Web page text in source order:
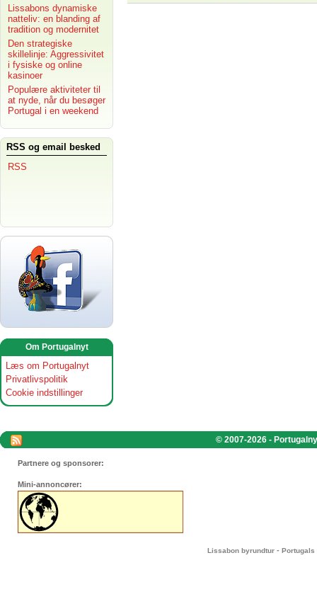
Lissabons dynamiske
natteliv: en blanding af
tradition og modernitet
Den strategiske
skillelinje: Aggressivitet
i fysiske og online
kasinoer
Populære aktiviteter til
at nyde, når du besøger
Portugal i en weekend
RSS og email besked
RSS
Om Portugalnyt
Læs om Portugalnyt
Privatlivspolitik
Cookie indstillinger
© 2007-2026 -
Partnere og sponsorer:
Mini-annoncører:
Lissabon byrundtur - Portugals